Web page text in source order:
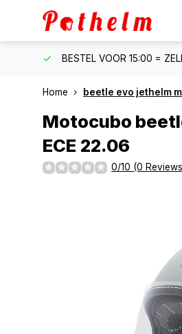
BESTEL VOOR 15:00 =
Home beetle evo jethelm
Motocubo
ECE 22.06
0/10 (0